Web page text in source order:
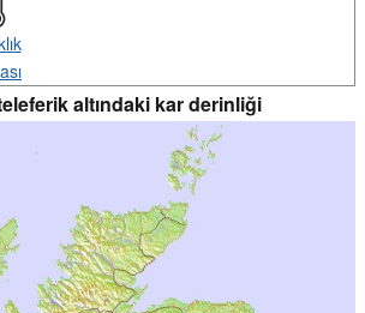
altındaki kar derinliği